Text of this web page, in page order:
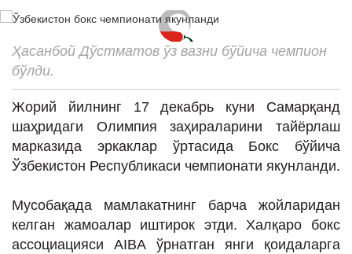
Клип
Кино
ИНТЕРВЬЮ
Таҳлил
Ҳасанбой Дўстматов ўз вазни бўйича чемпион
бўлди.
Жорий йилнинг 17 декабрь куни Самарқанд
шаҳридаги Олимпия заҳираларини тайёрлаш
марказида эркаклар ўртасида Бокс бўйича
Ўзбекистон Республикаси чемпионати якунланди.
Мусобақада мамлакатнинг барча жойларидан
келган жамоалар иштирок этди. Халқаро бокс
ассоциацияси AIBA ўрнатган янги қоидаларга